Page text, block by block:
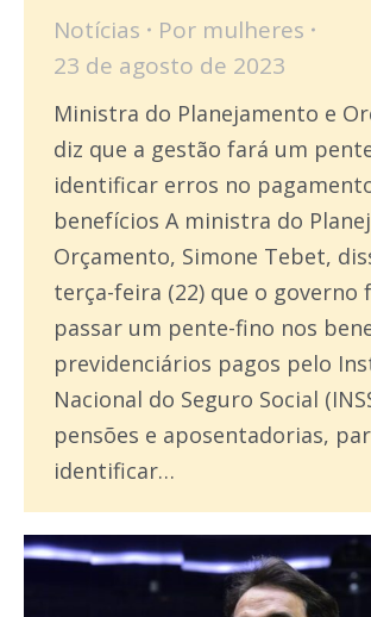
Notícias Por mulheres
23 de agosto de 2023
Ministra do Planejamento e
diz que a gestão fará um
identificar erros no
benefícios A ministra do
Orçamento, Simone Tebet,
terça-feira (22) que o governo
passar um pente-fino nos
previdenciários pagos pelo
Nacional do Seguro Social
pensões e aposentadorias,
identificar…